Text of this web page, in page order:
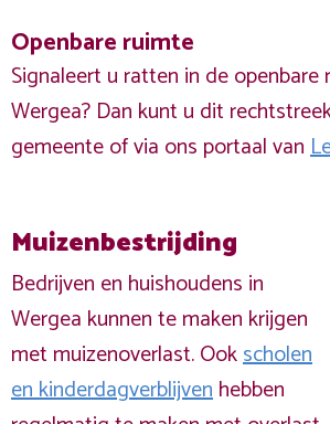
Openbare ruimte
Signaleert u ratten in de openbare
Wergea? Dan kunt u dit
gemeente of via ons portaal van
Muizenbestrijding
Bedrijven en huishoudens in
Wergea kunnen te maken krijgen
met muizenoverlast. Ookscholen
en kinderdagverblijvenhebben